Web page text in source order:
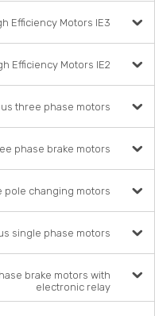
Efficiency Motors IE3
Efficiency Motors IE2
three phase motors
phase brake motors
pole changing motors
single phase motors
brake motors with
electronic relay